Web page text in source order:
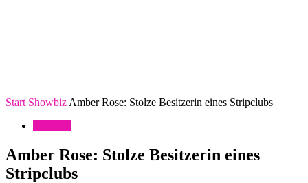
Start Showbiz Amber Rose: Stolze Besitzerin eines Stripclubs
Amber Rose: Stolze Besitzerin eines
Stripclubs